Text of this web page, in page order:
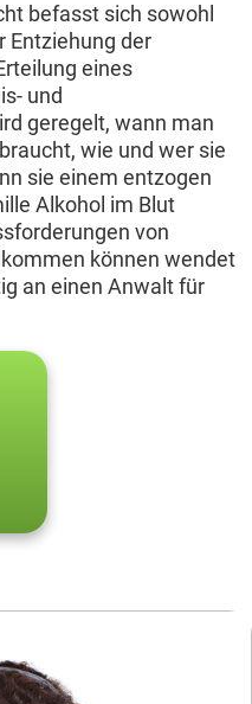
befasst sich sowohl
Entziehung der
eines
und
geregelt, wann man
wie und wer sie
sie einem entzogen
Alkohol im Blut
von
können wendet
an einen Anwalt für